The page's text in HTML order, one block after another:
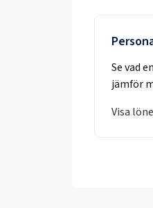
Se vad en
jämför
Visa